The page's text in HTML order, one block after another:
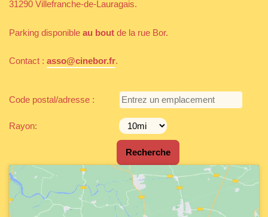
31290 Villefranche-de-Lauragais.
Parking disponible au bout de la rue Bor.
Contact : asso@cinebor.fr.
Code postal/adresse :
Rayon: